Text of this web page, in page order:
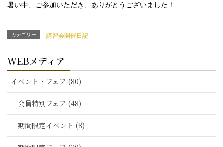
暑い中、ご参加いただき、ありがとうございました！
カテゴリー 講習会開催日記
WEBメディア
イベント・フェア (80)
会員特別フェア (48)
期間限定イベント (8)